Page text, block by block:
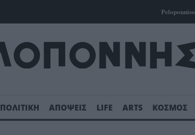
ΠΟΛΙΤΙΚΗ ΑΠΟΨΕΙΣ LIFE ARTS ΚΟΣΜΟΣ